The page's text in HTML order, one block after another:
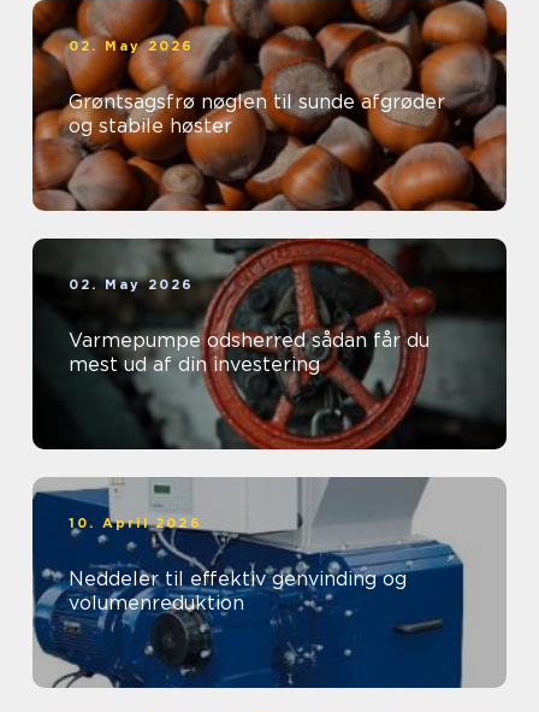
02. May 2026
Grøntsagsfrø nøglen til sunde afgrøder
og stabile høster
02. May 2026
Varmepumpe odsherred sådan får du
mest ud af din investering
10. April 2026
Neddeler til effektiv genvinding og
volumenreduktion